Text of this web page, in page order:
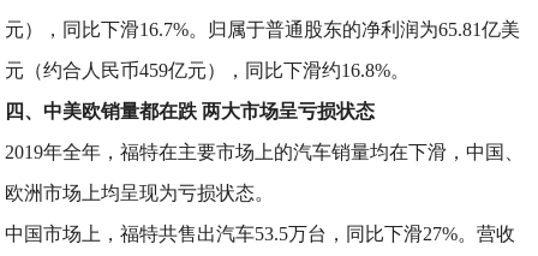
元），同比下滑16.7%。归属于普通股东的净利润为65.81亿美
元（约合人民币459亿元），同比下滑约16.8%。
四、中美欧销量都在跌 两大市场呈亏损状态
2019年全年，福特在主要市场上的汽车销量均在下滑，中国、
欧洲市场上均呈现为亏损状态。
中国市场上，福特共售出汽车53.5万台，同比下滑27%。营收